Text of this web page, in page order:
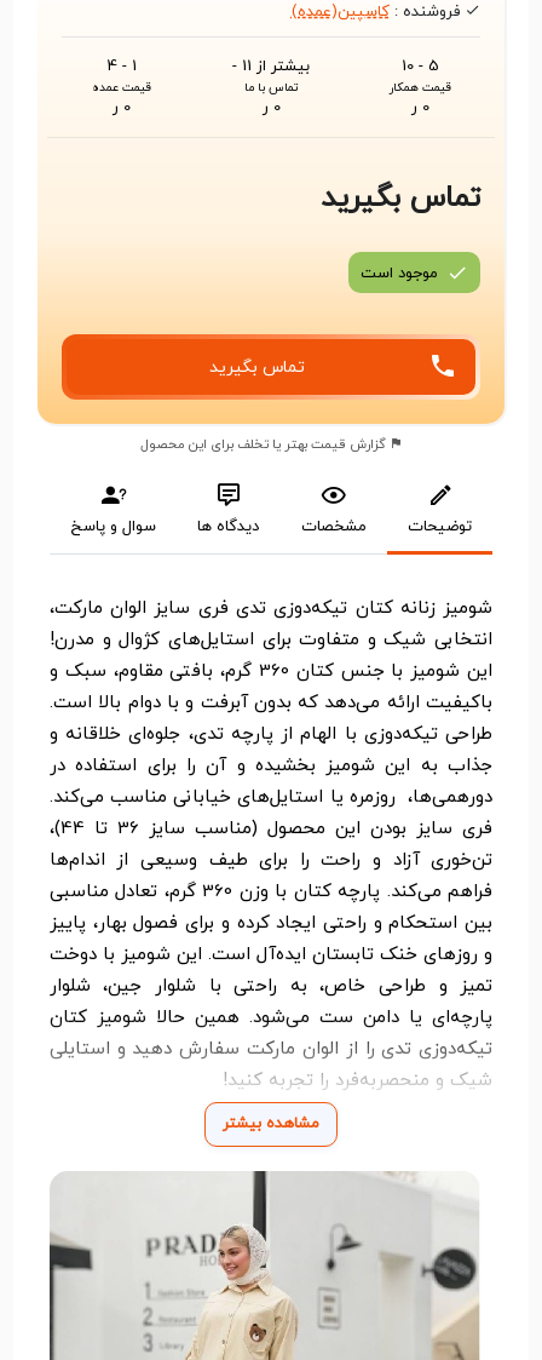
فروشنده :کاسپین(عمده)
5 - 10
قیمت همکار
0 ر
بیشتر از 11 -
تماس با ما
0 ر
1 - 4
قیمت عمده
0 ر
تماس بگیرید
موجود است
تماس بگیرید
گزارش قیمت بهتر یا تخلف برای این محصول
توضیحات مشخصات دیدگاه ها سوال و پاسخ
شومیز زنانه کتان تیکه‌دوزی تدی فری سایز الوان مارکت،
انتخابی شیک و متفاوت برای استایل‌های کژوال و مدرن!
این شومیز با جنس کتان 360 گرم، بافتی مقاوم، سبک و
باکیفیت ارائه می‌دهد که بدون آبرفت و با دوام بالا است.
طراحی تیکه‌دوزی با الهام از پارچه تدی، جلوه‌ای خلاقانه و
جذاب به این شومیز بخشیده و آن را برای استفاده در
دورهمی‌ها، روزمره یا استایل‌های خیابانی مناسب می‌کند.
فری سایز بودن این محصول (مناسب سایز 36 تا 44)،
تن‌خوری آزاد و راحت را برای طیف وسیعی از اندام‌ها
فراهم می‌کند. پارچه کتان با وزن 360 گرم، تعادل مناسبی
بین استحکام و راحتی ایجاد کرده و برای فصول بهار، پاییز
و روزهای خنک تابستان ایده‌آل است. این شومیز با دوخت
تمیز و طراحی خاص، به راحتی با شلوار جین، شلوار
پارچه‌ای یا دامن ست می‌شود. همین حالا شومیز کتان
تیکه‌دوزی تدی را از الوان مارکت سفارش دهید و استایلی
شیک و منحصربه‌فرد را تجربه کنید!
سایز: فری سایز (مناسب سایز 36 تا 44)
جنس: کتان 360 گرم، مقاوم، سبک و بدون آبرفت
طراحی: تیکه‌دوزی با الهام از پارچه تدی، مناسب استایل
کژوال و خیابانی
کاربرد: استفاده روزمره، دورهمی، مهمانی‌های غیررسمی و
استایل‌های مدرن
مشاهده بیشتر